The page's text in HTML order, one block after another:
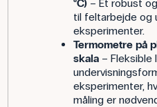
°C)– Et robust
til feltarbejde og
eksperimenter.
Termometre på
skala– Fleksible
eksperimenter,
måling er